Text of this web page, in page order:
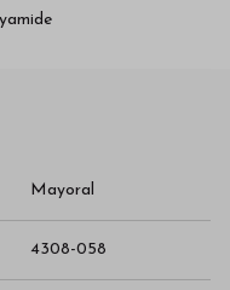
Mayoral
4308-058